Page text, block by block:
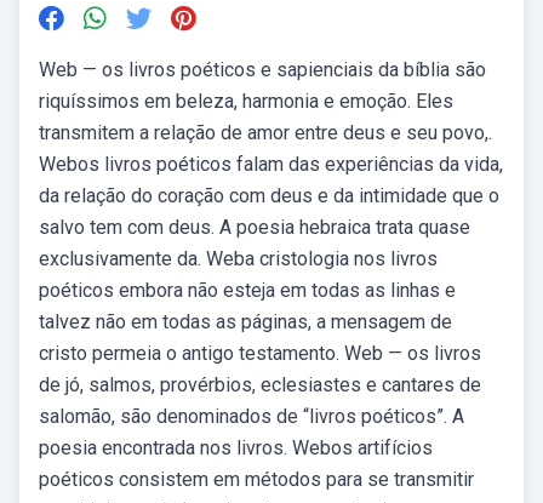
Web — os livros poéticos e sapienciais da bíblia são
riquíssimos em beleza, harmonia e emoção. Eles
transmitem a relação de amor entre deus e seu povo,.
Webos livros poéticos falam das experiências da vida,
da relação do coração com deus e da intimidade que o
salvo tem com deus. A poesia hebraica trata quase
exclusivamente da. Weba cristologia nos livros
poéticos embora não esteja em todas as linhas e
talvez não em todas as páginas, a mensagem de
cristo permeia o antigo testamento. Web — os livros
de jó, salmos, provérbios, eclesiastes e cantares de
salomão, são denominados de “livros poéticos”. A
poesia encontrada nos livros. Webos artifícios
poéticos consistem em métodos para se transmitir